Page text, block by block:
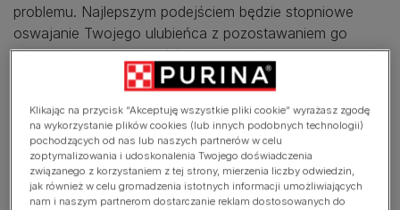
problemu. Najlepszym podejściem będzie stopniowe
oswajanie Twojego ulubieńca z pozostawaniem go
samemu i ograniczenie lęku separacyjnego.
ZAPOBIEGANIE LĘKOWI SEPARACYJNEMU U PSA?
Dobrze, aby Twój pies czuł się komfortowo i
bezpiecznie, gdy zostaje sam w domu. Jeśli poświęcisz
mu trochę czasu i będziesz przestrzegać kilku prostych
zasad, możesz pomóc mu opanować tę umiejętność.
Klikając na przycisk “Akceptuję wszystkie pliki cookie” wyrażasz zgodę
na wykorzystanie plików cookies (lub innych podobnych technologii)
pochodzących od nas lub naszych partnerów w celu
zoptymalizowania i udoskonalenia Twojego doświadczenia
związanego z korzystaniem z tej strony, mierzenia liczby odwiedzin,
jak również w celu gromadzenia istotnych informacji umożliwiających
nam i naszym partnerom dostarczanie reklam dostosowanych do